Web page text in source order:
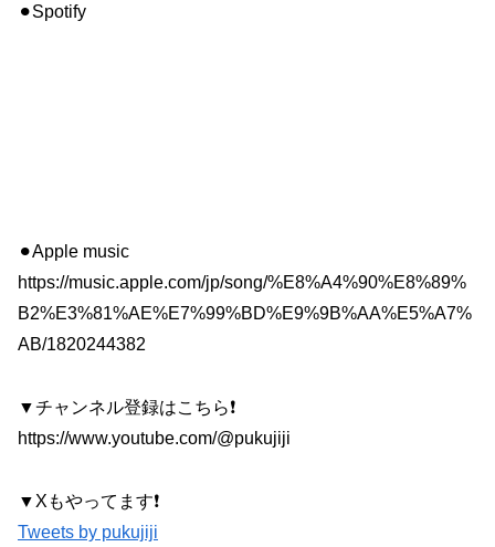
⚫︎Spotify
⚫︎Apple music
https://music.apple.com/jp/song/%E8%A4%90%E8%89%
B2%E3%81%AE%E7%99%BD%E9%9B%AA%E5%A7%
AB/1820244382
▼チャンネル登録はこちら❗️
https://www.youtube.com/@pukujiji
▼Xもやってます❗️
Tweets by pukujiji